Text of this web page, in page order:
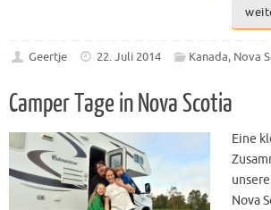
Geertje 22. Juli 2014 Kanada, Nova
Camper Tage in Nova Scotia
Eine
Nova